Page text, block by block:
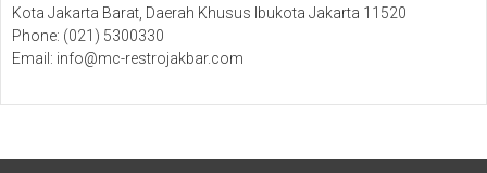
Kota Jakarta Barat, Daerah Khusus Ibukota Jakarta 11520
Phone: (021) 5300330
Email: info@mc-restrojakbar.com